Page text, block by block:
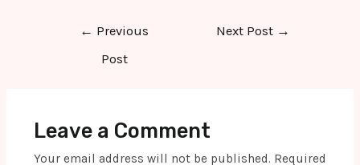
← Previous
Post
Next Post →
Leave a Comment
Your email address will not be published. Required